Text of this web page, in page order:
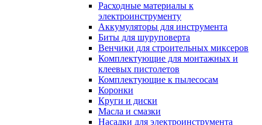
Расходные материалы к
электроинструменту
Аккумуляторы для инструмента
Биты для шуруповерта
Венчики для строительных миксеров
Комплектующие для монтажных и
клеевых пистолетов
Комплектующие к пылесосам
Коронки
Круги и диски
Масла и смазки
Насадки для электроинструмента